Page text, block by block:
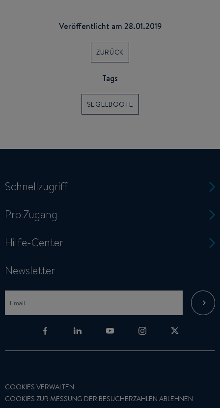
Veröffentlicht am 28.01.2019
ZURÜCK
Tags
SEGELBOOTE
Schnellzugriff
Pro Zugang
Hilfe-Center
Newsletter
COOKIES VERWALTEN
COOKIES ZUR MESSUNG DER BESUCHERZAHLEN ABLEHNEN